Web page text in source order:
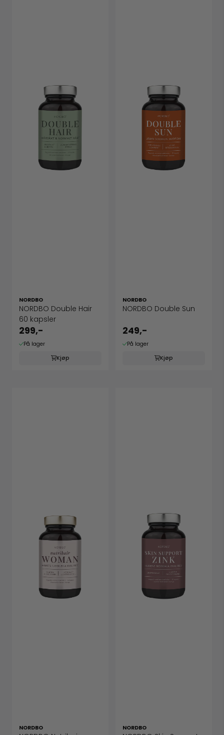
NORDBO
NORDBO Double Hair
60 kapsler
299,-
På lager
Kjøp
NORDBO
NORDBO Double Sun
249,-
På lager
Kjøp
NORDBO NORDBO